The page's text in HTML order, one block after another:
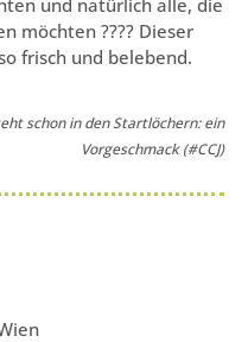
möchten ???? Dieser
frisch und belebend.
schon in den Startlöchern: ein
Vorgeschmack (#CCJ)